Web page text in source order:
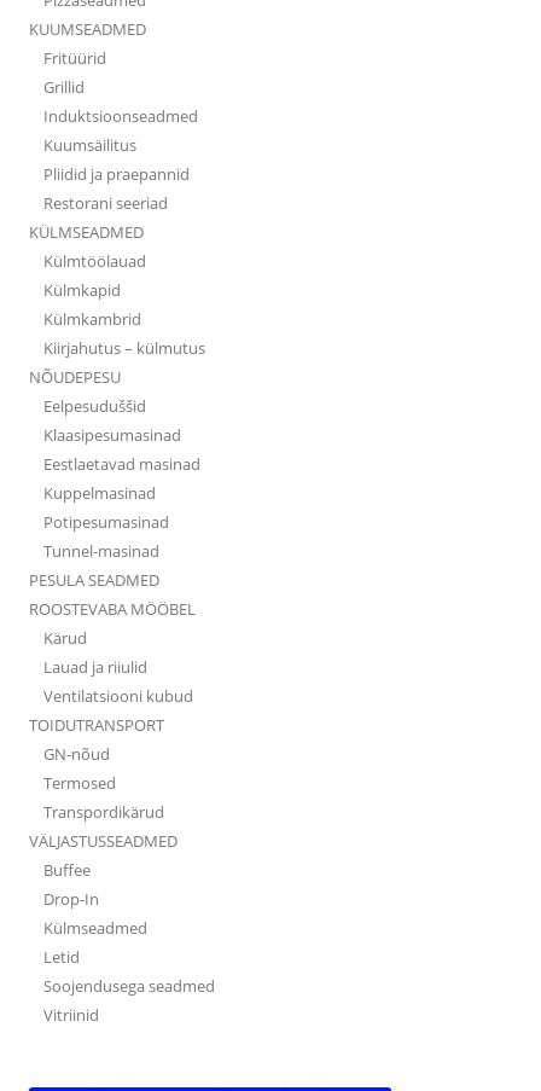
KUUMSEADMED
Fritüürid
Grillid
Induktsioonseadmed
Kuumsäilitus
Pliidid ja praepannid
Restorani seeriad
KÜLMSEADMED
Külmtöölauad
Külmkapid
Külmkambrid
Kiirjahutus – külmutus
NÕUDEPESU
Eelpesuduššid
Klaasipesumasinad
Eestlaetavad masinad
Kuppelmasinad
Potipesumasinad
Tunnel-masinad
PESULA SEADMED
ROOSTEVABA MÖÖBEL
Kärud
Lauad ja riiulid
Ventilatsiooni kubud
TOIDUTRANSPORT
GN-nõud
Termosed
Transpordikärud
VÄLJASTUSSEADMED
Buffee
Drop-In
Külmseadmed
Letid
Soojendusega seadmed
Vitriinid